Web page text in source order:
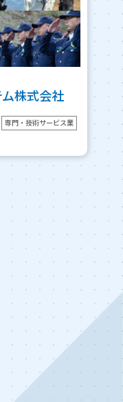
株式会社
専門・技術サービス業